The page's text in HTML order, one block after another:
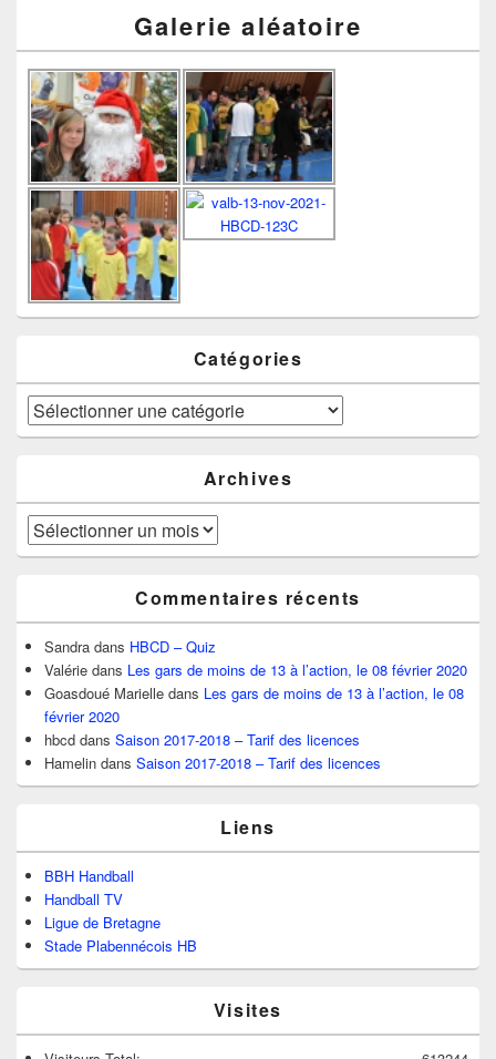
Galerie aléatoire
Catégories
Catégories
Archives
Archives
Commentaires récents
Sandra dans HBCD – Quiz
Valérie dans Les gars de moins de 13 à l’action, le 08 février 2020
Goasdoué Marielle dans Les gars de moins de 13 à l’action, le 08
février 2020
hbcd dans Saison 2017-2018 – Tarif des licences
Hamelin dans Saison 2017-2018 – Tarif des licences
Liens
BBH Handball
Handball TV
Ligue de Bretagne
Stade Plabennécois HB
Visites